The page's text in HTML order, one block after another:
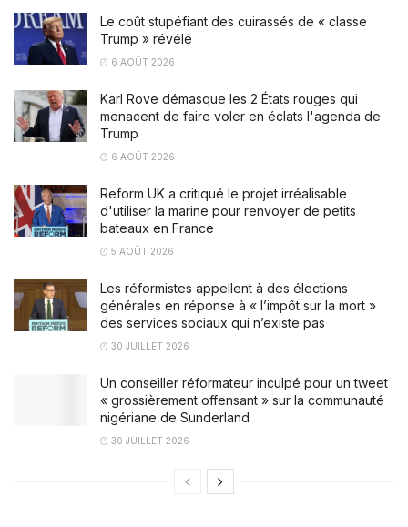
Le coût stupéfiant des cuirassés de « classe
Trump » révélé
6 AOÛT 2026
Karl Rove démasque les 2 États rouges qui
menacent de faire voler en éclats l'agenda de
Trump
6 AOÛT 2026
Reform UK a critiqué le projet irréalisable
d'utiliser la marine pour renvoyer de petits
bateaux en France
5 AOÛT 2026
Les réformistes appellent à des élections
générales en réponse à « l’impôt sur la mort »
des services sociaux qui n’existe pas
30 JUILLET 2026
Un conseiller réformateur inculpé pour un tweet
« grossièrement offensant » sur la communauté
nigériane de Sunderland
30 JUILLET 2026